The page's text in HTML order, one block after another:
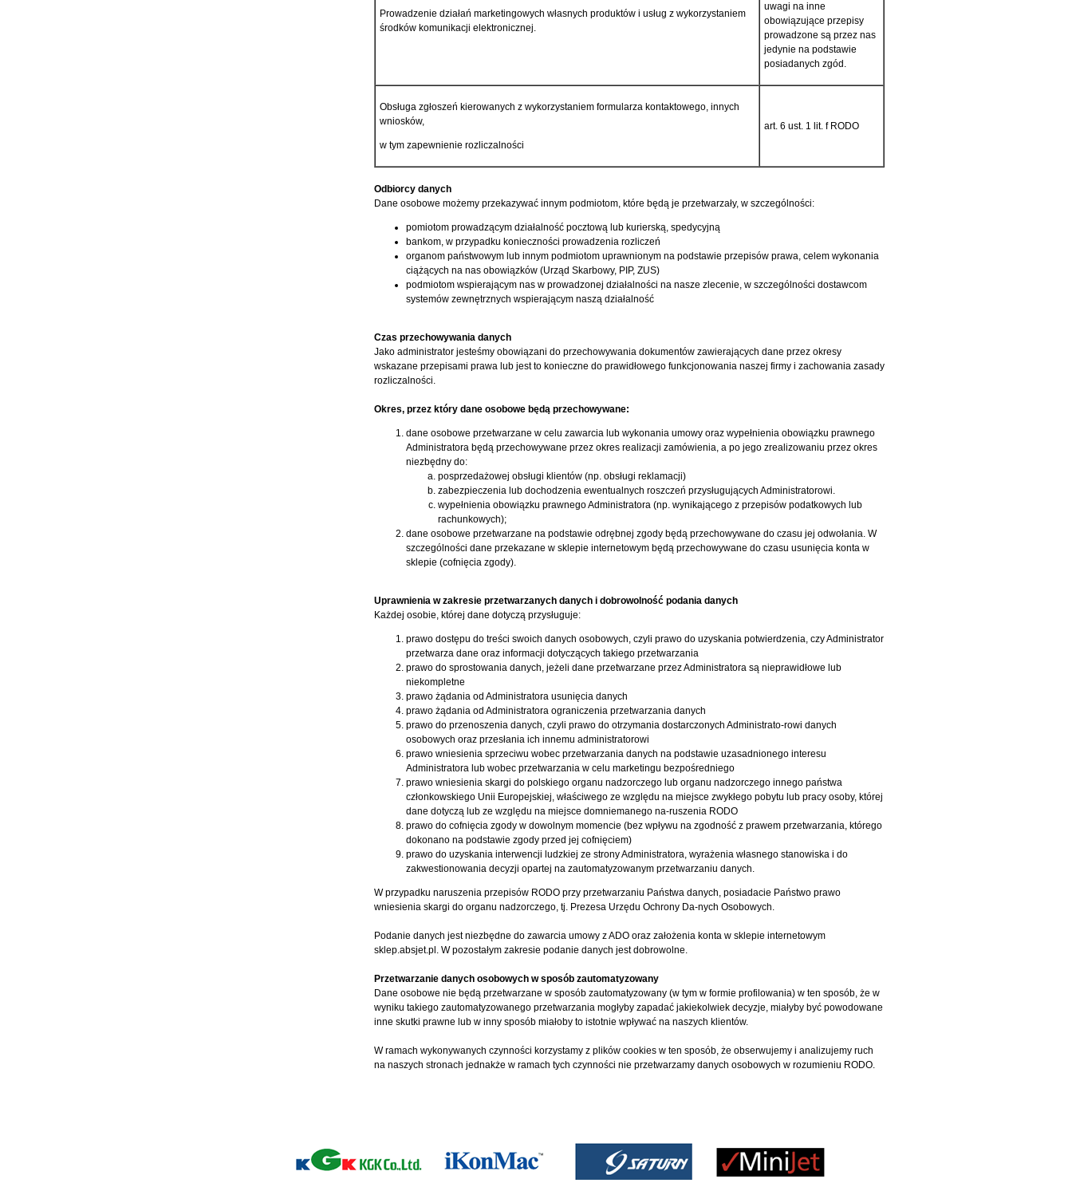
Prowadzenie działań marketingowych własnych produktów i usług z wykorzystaniem
środków komunikacji elektronicznej.
uwagi na inne
obowiązujące przepisy
prowadzone są przez nas
jedynie na podstawie
posiadanych zgód.
Obsługa zgłoszeń kierowanych z wykorzystaniem formularza kontaktowego, innych
wniosków,
w tym zapewnienie rozliczalności
art. 6 ust. 1 lit. f RODO
Odbiorcy danych
Dane osobowe możemy przekazywać innym podmiotom, które będą je przetwarzały, w szczególności:
pomiotom prowadzącym działalność pocztową lub kurierską, spedycyjną
bankom, w przypadku konieczności prowadzenia rozliczeń
organom państwowym lub innym podmiotom uprawnionym na podstawie przepisów prawa, celem wykonania
ciążących na nas obowiązków (Urząd Skarbowy, PIP, ZUS)
podmiotom wspierającym nas w prowadzonej działalności na nasze zlecenie, w szczególności dostawcom
systemów zewnętrznych wspierającym naszą działalność
Czas przechowywania danych
Jako administrator jesteśmy obowiązani do przechowywania dokumentów zawierających dane przez okresy
wskazane przepisami prawa lub jest to konieczne do prawidłowego funkcjonowania naszej firmy i zachowania zasady
rozliczalności.
Okres, przez który dane osobowe będą przechowywane:
dane osobowe przetwarzane w celu zawarcia lub wykonania umowy oraz wypełnienia obowiązku prawnego
Administratora będą przechowywane przez okres realizacji zamówienia, a po jego zrealizowaniu przez okres
niezbędny do:
posprzedażowej obsługi klientów (np. obsługi reklamacji)
zabezpieczenia lub dochodzenia ewentualnych roszczeń przysługujących Administratorowi.
wypełnienia obowiązku prawnego Administratora (np. wynikającego z przepisów podatkowych lub
rachunkowych);
dane osobowe przetwarzane na podstawie odrębnej zgody będą przechowywane do czasu jej odwołania. W
szczególności dane przekazane w sklepie internetowym będą przechowywane do czasu usunięcia konta w
sklepie (cofnięcia zgody).
Uprawnienia w zakresie przetwarzanych danych i dobrowolność podania danych
Każdej osobie, której dane dotyczą przysługuje:
prawo dostępu do treści swoich danych osobowych, czyli prawo do uzyskania potwierdzenia, czy Administrator
przetwarza dane oraz informacji dotyczących takiego przetwarzania
prawo do sprostowania danych, jeżeli dane przetwarzane przez Administratora są nieprawidłowe lub
niekompletne
prawo żądania od Administratora usunięcia danych
prawo żądania od Administratora ograniczenia przetwarzania danych
prawo do przenoszenia danych, czyli prawo do otrzymania dostarczonych Administrato-rowi danych
osobowych oraz przesłania ich innemu administratorowi
prawo wniesienia sprzeciwu wobec przetwarzania danych na podstawie uzasadnionego interesu
Administratora lub wobec przetwarzania w celu marketingu bezpośredniego
prawo wniesienia skargi do polskiego organu nadzorczego lub organu nadzorczego innego państwa
członkowskiego Unii Europejskiej, właściwego ze względu na miejsce zwykłego pobytu lub pracy osoby, której
dane dotyczą lub ze względu na miejsce domniemanego na-ruszenia RODO
prawo do cofnięcia zgody w dowolnym momencie (bez wpływu na zgodność z prawem przetwarzania, którego
dokonano na podstawie zgody przed jej cofnięciem)
prawo do uzyskania interwencji ludzkiej ze strony Administratora, wyrażenia własnego stanowiska i do
zakwestionowania decyzji opartej na zautomatyzowanym przetwarzaniu danych.
W przypadku naruszenia przepisów RODO przy przetwarzaniu Państwa danych, posiadacie Państwo prawo
wniesienia skargi do organu nadzorczego, tj. Prezesa Urzędu Ochrony Da-nych Osobowych.
Podanie danych jest niezbędne do zawarcia umowy z ADO oraz założenia konta w sklepie internetowym
sklep.absjet.pl . W pozostałym zakresie podanie danych jest dobrowolne.
Przetwarzanie danych osobowych w sposób zautomatyzowany
Dane osobowe nie będą przetwarzane w sposób zautomatyzowany (w tym w formie profilowania) w ten sposób, że w
wyniku takiego zautomatyzowanego przetwarzania mogłyby zapadać jakiekolwiek decyzje, miałyby być powodowane
inne skutki prawne lub w inny sposób miałoby to istotnie wpływać na naszych klientów.
W ramach wykonywanych czynności korzystamy z plików cookies w ten sposób, że obserwujemy i analizujemy ruch
na naszych stronach jednakże w ramach tych czynności nie przetwarzamy danych osobowych w rozumieniu RODO.